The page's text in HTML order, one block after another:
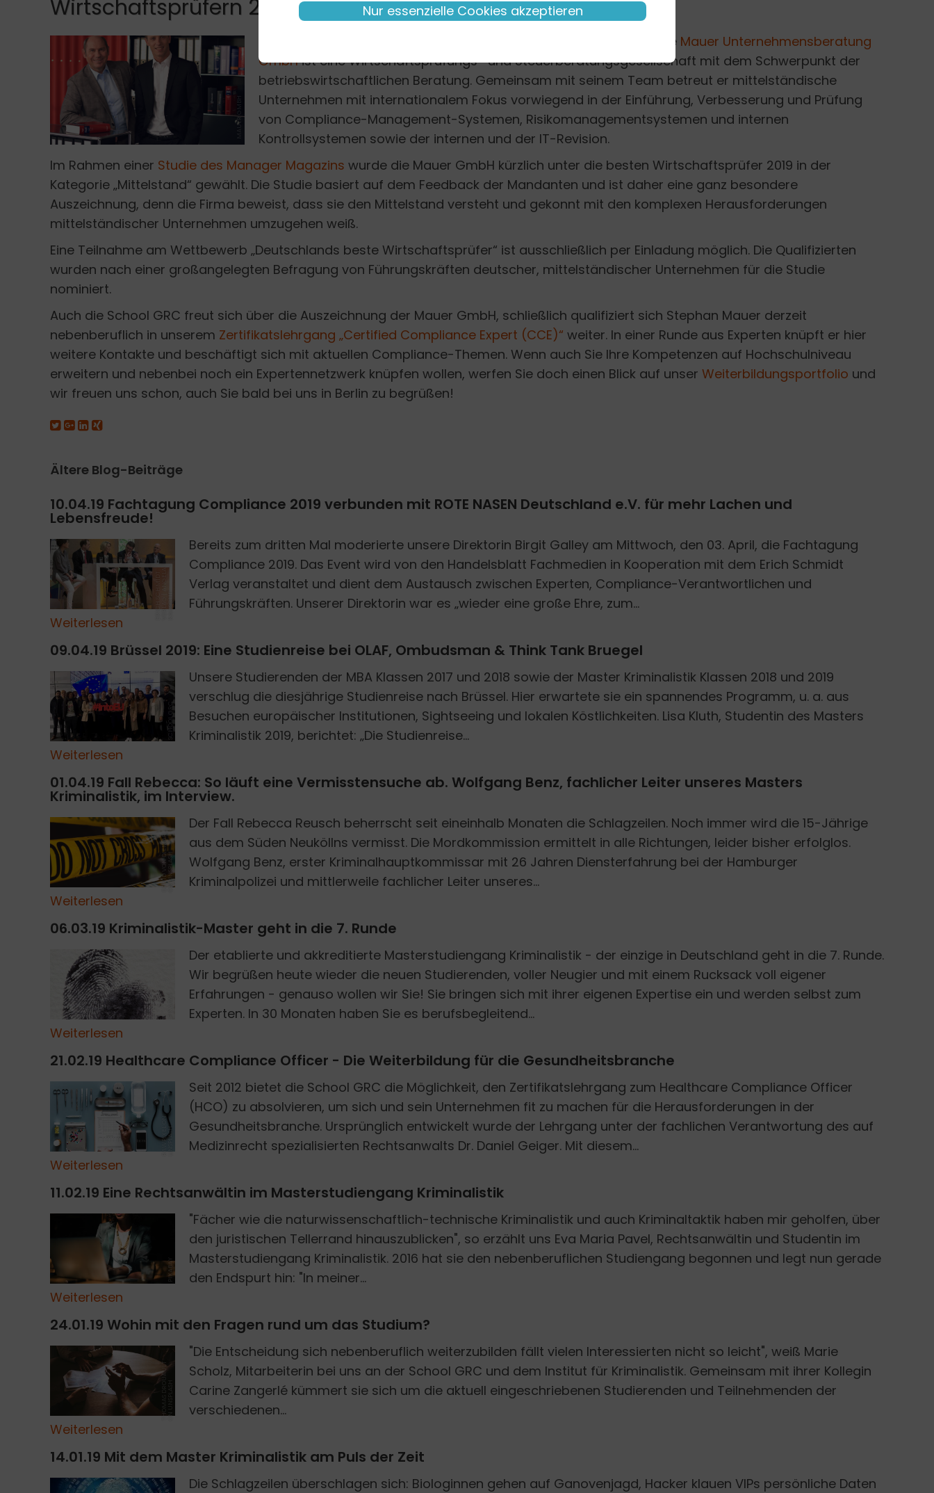
Wirtschaftsprüfern 2019
MAUER GMBH
Stephan Mauer gründete 2010 in Reutlingen seine eigene Kanzlei. Die Mauer Unternehmensberatung
GmbHist eine Wirtschaftsprüfungs- und Steuerberatungsgesellschaft mit dem Schwerpunkt der
betriebswirtschaftlichen Beratung. Gemeinsam mit seinem Team betreut er mittelständische
Unternehmen mit internationalem Fokus vorwiegend in der Einführung, Verbesserung und Prüfung
von Compliance-Management-Systemen, Risikomanagementsystemen und internen
Kontrollsystemen sowie der internen und der IT-Revision.
Im Rahmen einer Studie des Manager Magazins wurde die Mauer GmbH kürzlich unter die besten Wirtschaftsprüfer 2019 in der
Kategorie „Mittelstand“ gewählt. Die Studie basiert auf dem Feedback der Mandanten und ist daher eine ganz besondere
Auszeichnung, denn die Firma beweist, dass sie den Mittelstand versteht und gekonnt mit den komplexen Herausforderungen
mittelständischer Unternehmen umzugehen weiß.
Eine Teilnahme am Wettbewerb „Deutschlands beste Wirtschaftsprüfer“ ist ausschließlich per Einladung möglich. Die Qualifizierten
wurden nach einer großangelegten Befragung von Führungskräften deutscher, mittelständischer Unternehmen für die Studie
nominiert.
Auch die School GRC freut sich über die Auszeichnung der Mauer GmbH, schließlich qualifiziert sich Stephan Mauer derzeit
nebenberuflich in unserem Zertifikatslehrgang „Certified Compliance Expert (CCE)“ weiter. In einer Runde aus Experten knüpft er hier
weitere Kontakte und beschäftigt sich mit aktuellen Compliance-Themen. Wenn auch Sie Ihre Kompetenzen auf Hochschulniveau
erweitern und nebenbei noch ein Expertennetzwerk knüpfen wollen, werfen Sie doch einen Blick auf unser Weiterbildungsportfolio und
wir freuen uns schon, auch Sie bald bei uns in Berlin zu begrüßen!
Ältere Blog-Beiträge
10.04.19 Fachtagung Compliance 2019 verbunden mit ROTE NASEN Deutschland e.V. für mehr Lachen und
Lebensfreude!
E
R
I
C
H
SC
H
M
I
D
T
V
E
R
L
A
G|
A
N
G
E
LA
K
A
U
S
C
HE
Bereits zum dritten Mal moderierte unsere Direktorin Birgit Galley am Mittwoch, den 03. April, die Fachtagung
Compliance 2019. Das Event wird von den Handelsblatt Fachmedien in Kooperation mit dem Erich Schmidt
Verlag veranstaltet und dient dem Austausch zwischen Experten, Compliance-Verantwortlichen und
Führungskräften. Unserer Direktorin war es „wieder eine große Ehre, zum...
Weiterlesen
09.04.19 Brüssel 2019: Eine Studienreise bei OLAF, Ombudsman & Think Tank Bruegel
SCHOOL GRC
Unsere Studierenden der MBA Klassen 2017 und 2018 sowie der Master Kriminalistik Klassen 2018 und 2019
verschlug die diesjährige Studienreise nach Brüssel. Hier erwartete sie ein spannendes Programm, u. a. aus
Besuchen europäischer Institutionen, Sightseeing und lokalen Köstlichkeiten. Lisa Kluth, Studentin des Masters
Kriminalistik 2019, berichtet: „Die Studienreise...
Weiterlesen
01.04.19 Fall Rebecca: So läuft eine Vermisstensuche ab. Wolfgang Benz, fachlicher Leiter unseres Masters
Kriminalistik, im Interview.
D
A
V
I
D
V
O
N
DI
E
M
A
R
O
N
U
N
S
P
L
A
SH
Der Fall Rebecca Reusch beherrscht seit eineinhalb Monaten die Schlagzeilen. Noch immer wird die 15-Jährige
aus dem Süden Neuköllns vermisst. Die Mordkommission ermittelt in alle Richtungen, leider bisher erfolglos.
Wolfgang Benz, erster Kriminalhauptkommissar mit 26 Jahren Diensterfahrung bei der Hamburger
Kriminalpolizei und mittlerweile fachlicher Leiter unseres...
Weiterlesen
06.03.19 Kriminalistik-Master geht in die 7. Runde
Der etablierte und akkreditierte Masterstudiengang Kriminalistik - der einzige in Deutschland geht in die 7. Runde.
Wir begrüßen heute wieder die neuen Studierenden, voller Neugier und mit einem Rucksack voll eigener
Erfahrungen - genauso wollen wir Sie! Sie bringen sich mit ihrer eigenen Expertise ein und werden selbst zum
Experten. In 30 Monaten haben Sie es berufsbegleitend...
Weiterlesen
21.02.19 Healthcare Compliance Officer - Die Weiterbildung für die Gesundheitsbranche
R
A
W
P
I
X
EL
O
N
U
N
S
P
L
A
SH
Seit 2012 bietet die School GRC die Möglichkeit, den Zertifikatslehrgang zum Healthcare Compliance Officer
(HCO) zu absolvieren, um sich und sein Unternehmen fit zu machen für die Herausforderungen in der
Gesundheitsbranche. Ursprünglich entwickelt wurde der Lehrgang unter der fachlichen Verantwortung des auf
Medizinrecht spezialisierten Rechtsanwalts Dr. Daniel Geiger. Mit diesem...
Weiterlesen
11.02.19 Eine Rechtsanwältin im Masterstudiengang Kriminalistik
PIXABAY
"Fächer wie die naturwissenschaftlich-technische Kriminalistik und auch Kriminaltaktik haben mir geholfen, über
den juristischen Tellerrand hinauszublicken", so erzählt uns Eva Maria Pavel, Rechtsanwältin und Studentin im
Masterstudiengang Kriminalistik. 2016 hat sie den nebenberuflichen Studiengang begonnen und legt nun gerade
den Endspurt hin: "In meiner...
Weiterlesen
24.01.19 Wohin mit den Fragen rund um das Studium?
T
H
O
M
A
S
D
R
U
A
U
L
T
O
N
U
N
S
P
L
A
S
"Die Entscheidung sich nebenberuflich weiterzubilden fällt vielen Interessierten nicht so leicht", weiß Marie
Scholz, Mitarbeiterin bei uns an der School GRC und dem Institut für Kriminalistik. Gemeinsam mit ihrer Kollegin
Carine Zangerlé kümmert sie sich um die aktuell eingeschriebenen Studierenden und Teilnehmenden der
verschiedenen...
Weiterlesen
14.01.19 Mit dem Master Kriminalistik am Puls der Zeit
Die Schlagzeilen überschlagen sich: Biologinnen gehen auf Ganovenjagd, Hacker klauen VIPs persönliche Daten
Nur essenzielle Cookies akzeptieren